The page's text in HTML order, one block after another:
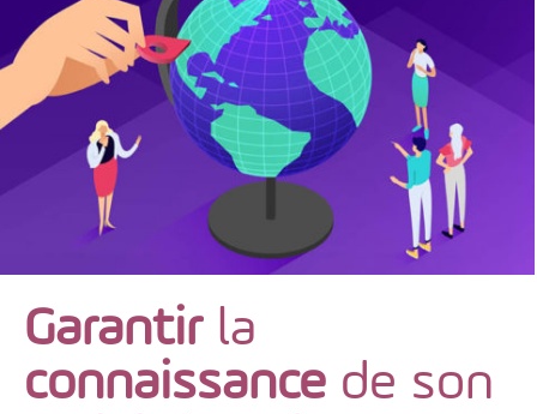
Garantir
connaissance de son